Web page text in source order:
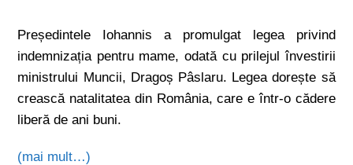
Președintele Iohannis a promulgat legea privind
indemnizația pentru mame, odată cu prilejul învestirii
ministrului Muncii, Dragoș Pâslaru. Legea dorește să
crească natalitatea din România, care e într-o cădere
liberă de ani buni.
(mai mult…)